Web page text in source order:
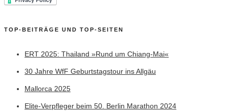
TOP-BEITRÄGE UND TOP-SEITEN
ERT 2025: Thailand »Rund um Chiang-Mai«
30 Jahre WfF Geburtstagstour ins Allgäu
Mallorca 2025
Elite-Verpfleger beim 50. Berlin Marathon 2024